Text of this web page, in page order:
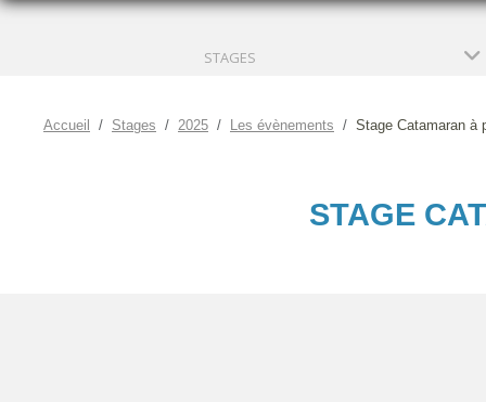
STAGES
Accueil Stages 2025 Les évènements Stage Catamaran à
STAGE